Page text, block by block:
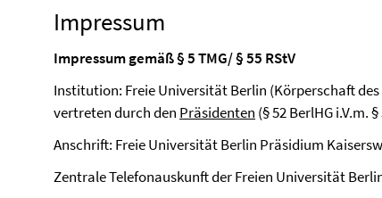
Impressum
Impressum gemäß § 5 TMG/ § 55 RStV
Institution: Freie Universität Berlin (Körperschaft
vertreten durch den Präsidenten (§ 52 BerlHG i.V.m.
Anschrift: Freie Universität Berlin Präsidium
Zentrale Telefonauskunft der Freien Universität